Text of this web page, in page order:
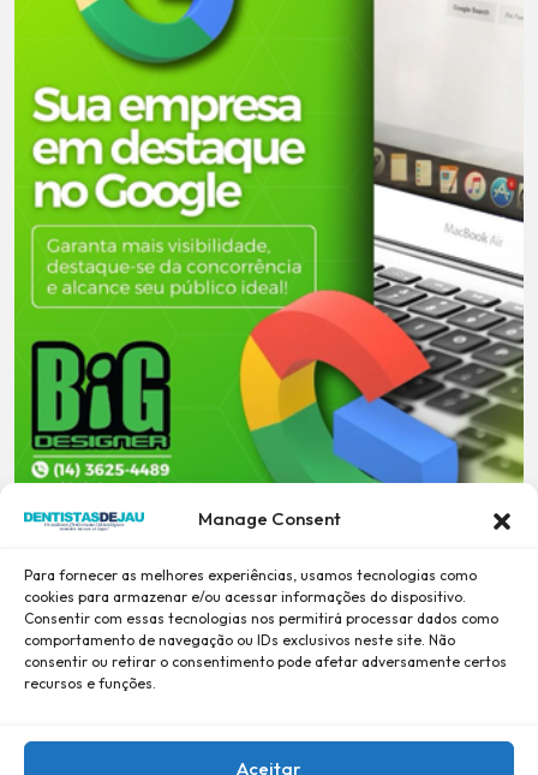
Manage Consent
Para fornecer as melhores experiências, usamos tecnologias como
cookies para armazenar e/ou acessar informações do dispositivo.
Consentir com essas tecnologias nos permitirá processar dados como
comportamento de navegação ou IDs exclusivos neste site. Não
consentir ou retirar o consentimento pode afetar adversamente certos
recursos e funções.
Aceitar